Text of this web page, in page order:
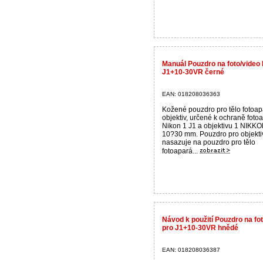
Manuál Pouzdro na foto/
J1+10-30VR černé
EAN: 018208036363
Kožené pouzdro pro tělo
objektiv, určené k ochraně
Nikon 1 J1 a objektivu 1
10?30 mm. Pouzdro pro
nasazuje na pouzdro pro tělo
fotoapará...
Návod k použití Pouzdro na
pro J1+10-30VR hnědé
EAN: 018208036387